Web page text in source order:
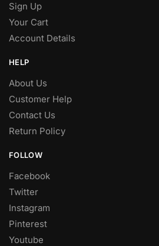
Sign Up
Your Cart
Account Details
HELP
About Us
Customer Help
Contact Us
Return Policy
FOLLOW
Facebook
Twitter
Instagram
Pinterest
Youtube